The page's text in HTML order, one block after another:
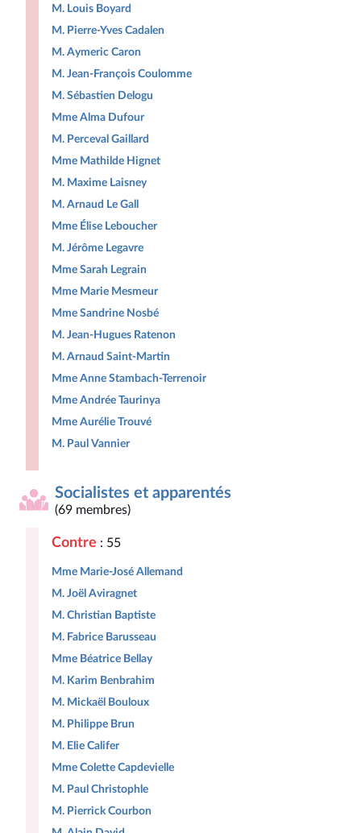
M. Louis Boyard
M. Pierre-Yves Cadalen
M. Aymeric Caron
M. Jean-François Coulomme
M. Sébastien Delogu
Mme Alma Dufour
M. Perceval Gaillard
Mme Mathilde Hignet
M. Maxime Laisney
M. Arnaud Le Gall
Mme Élise Leboucher
M. Jérôme Legavre
Mme Sarah Legrain
Mme Marie Mesmeur
Mme Sandrine Nosbé
M. Jean-Hugues Ratenon
M. Arnaud Saint-Martin
Mme Anne Stambach-Terrenoir
Mme Andrée Taurinya
Mme Aurélie Trouvé
M. Paul Vannier
Socialistes et apparentés
(69 membres)
Contre : 55
Mme Marie-José Allemand
M. Joël Aviragnet
M. Christian Baptiste
M. Fabrice Barusseau
Mme Béatrice Bellay
M. Karim Benbrahim
M. Mickaël Bouloux
M. Philippe Brun
M. Elie Califer
Mme Colette Capdevielle
M. Paul Christophle
M. Pierrick Courbon